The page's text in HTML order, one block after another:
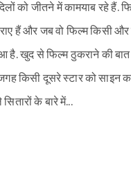
को जीतने में कामयाब रहे हैं.
हैं और जब वो फिल्म किसी
है. खुद से फिल्म ठुकराने की
किसी दूसरे स्टार को साइन
के बारे में...